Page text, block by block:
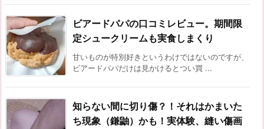
ビアードパパの口コミレビュー。期間限
定シュークリームも実食しまくり
甘いものが特別好きというわけではないのですが、
ビアードパパだけは見かけるとつい買 ...
知らない間に切り傷？！それはかまいた
ち現象（鎌鼬）かも！実体験、縫い傷画